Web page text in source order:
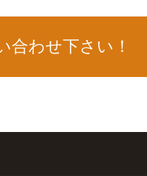
合わせ下さい！